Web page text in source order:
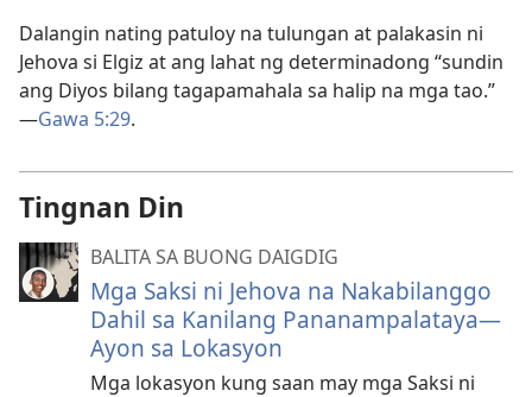
Dalangin nating patuloy na tulungan at palakasin ni
Jehova si Elgiz at ang lahat ng determinadong “sundin
ang Diyos bilang tagapamahala sa halip na mga tao.”​
—Gawa 5:29.
Tingnan Din
BALITA SA BUONG DAIGDIG
Mga Saksi ni Jehova na Nakabilanggo
Dahil sa Kanilang Pananampalataya—
Ayon sa Lokasyon
Mga lokasyon kung saan may mga Saksi ni